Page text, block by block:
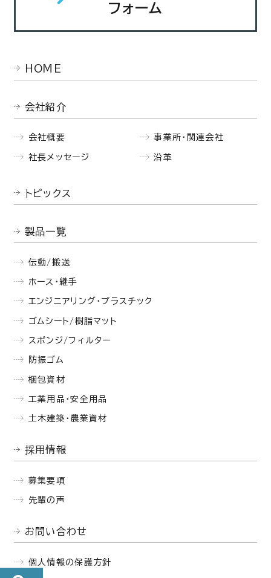
フォーム
HOME
会社紹介
会社概要
社長メッセージ
事業所・関連会社
沿革
トピックス
製品一覧
伝動/搬送
ホース・継手
エンジニアリング・プラスチック
ゴムシート/樹脂マット
スポンジ/フィルター
防振ゴム
梱包資材
工業用品・安全用品
土木建築・農業資材
採用情報
募集要項
先輩の声
お問い合わせ
個人情報の保護方針